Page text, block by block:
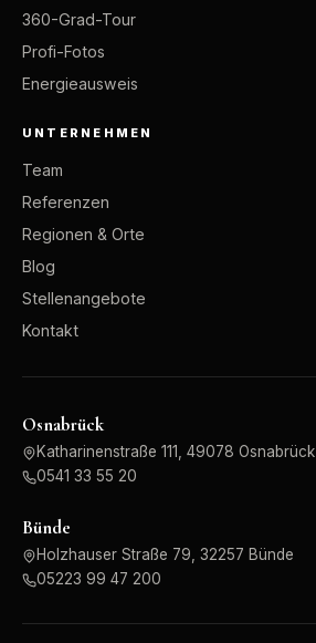
360-Grad-Tour
Profi-Fotos
Energieausweis
UNTERNEHMEN
Team
Referenzen
Regionen & Orte
Blog
Stellenangebote
Kontakt
Osnabrück
Katharinenstraße 111, 49078 Osnabrück
0541 33 55 20
Bünde
Holzhauser Straße 79, 32257 Bünde
05223 99 47 200